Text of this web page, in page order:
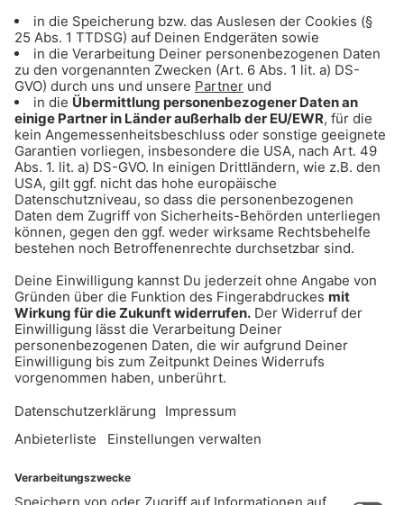
Gong 96.3 Party Gong: Hier den Stream starten!